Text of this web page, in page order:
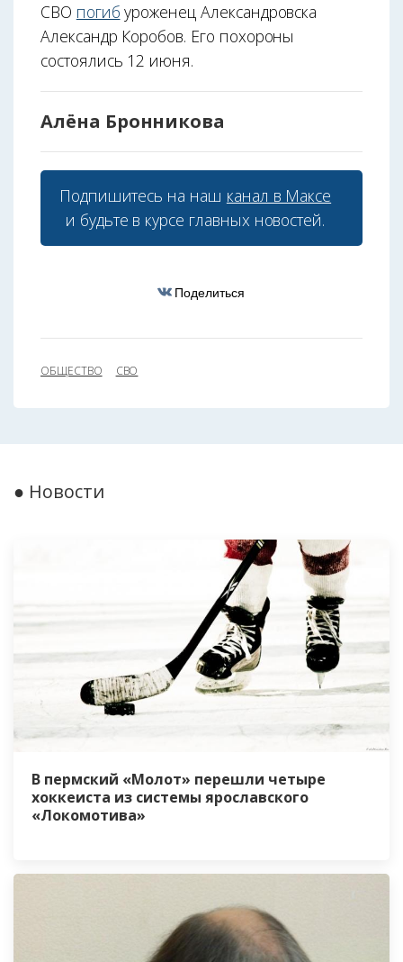
СВО погиб уроженец Александровска
Александр Коробов. Его похороны
состоялись 12 июня.
Алёна Бронникова
Подпишитесь на наш канал в Максе
и будьте в курсе главных новостей.
Поделиться
ОБЩЕСТВО СВО
● Новости
В пермский «Молот» перешли четыре
хоккеиста из системы ярославского
«Локомотива»